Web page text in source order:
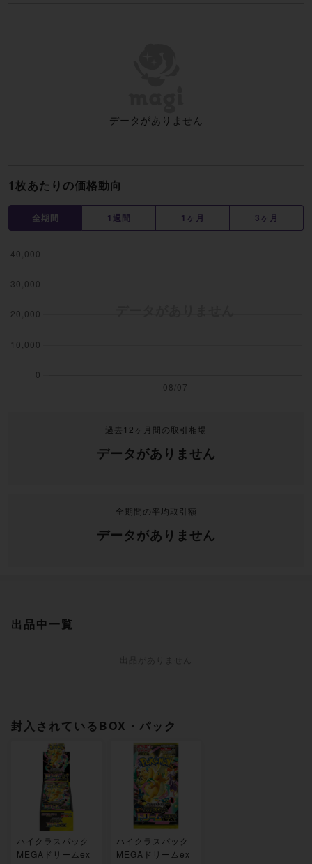
1枚あたりの価格動向
全期間 1週間 1ヶ月 3ヶ月
過去12ヶ月間の取引相場
データがありません
全期間の平均取引額
データがありません
データがありません
出品中一覧
封入されているBOX・パック
ハイクラスパック
MEGAドリームex
ハイクラスパック
MEGAドリームex